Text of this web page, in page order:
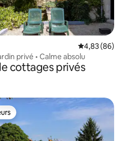
Évaluation
4,83 (86)
privé • Calme absolu
cottages privés
les plus appréciés